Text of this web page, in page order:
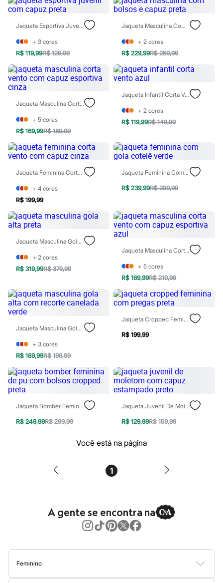
Calcinhas
Meias
Moda praia
Biquínis e Maiôs
Blusas de proteção
Sungas
Personagens
Bluey
Disney
Hello Kitty
Homem Aranha
Minecraft
Naruto
Patrulha Canina
Sonic
Stitch
Beleza
Perfumes árabes
Novidades
Cabelos
Condicionador
Escovas e Pentes
Shampoo
Cuidados com o corpo
Hidratante
Tratamento
Cuidados com o rosto
Esfoliante
Hidratante
Protetor solar
Tônicos
Maquiagens
Base
Batom
Blush
Corretivo
Gloss
Pó facial
Sombras
Al Wataniah
Banderas
Fran by Franciny Ehlke
Rabanne
Vizzela
Vult
Jaqueta Esportiva Juvenil Com Capuz Preta
+ 3 cores
R$ 119,99R$ 129,99
Jaqueta Masculina Com Bolsos E Capuz Preta
+ 2 cores
R$ 229,99R$ 259,99
Jaqueta Masculina Corta Vento Com Capuz Esportiva Cinza
+ 5 cores
R$ 169,99R$ 189,99
Jaqueta Infantil Corta Vento Azul
+ 2 cores
R$ 119,99R$ 149,99
Jaqueta Feminina Corta Vento Com Capuz Cinza
+ 4 cores
R$ 199,99
Jaqueta Feminina Com Gola Cotelê Verde
R$ 239,99R$ 299,99
Jaqueta Masculina Gola Alta Preta
+ 2 cores
R$ 319,99R$ 379,99
Jaqueta Masculina Corta Vento Com Capuz Esportiva Azul
+ 5 cores
R$ 169,99R$ 219,99
Jaqueta Masculina Gola Alta Com Recorte Canelada Verde
+ 3 cores
R$ 169,99R$ 199,99
Jaqueta Cropped Feminina Com Pregas Preta
R$ 199,99
Jaqueta Bomber Feminina De Pu Com Bolsos Cropped Preta
R$ 249,99R$ 299,99
Jaqueta Juvenil De Moletom Com Capuz Estampado Preto
R$ 129,99R$ 159,99
Você está na página
1
A gente se encontra na
Feminino
BlusasCalçasVestidosSaiasCasacosModa PraiaModa Íntima